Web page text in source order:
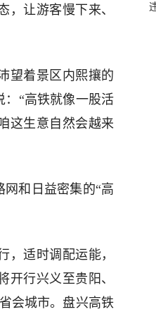
，让游客慢下来、
望着景区内熙攘的
：“高铁就像一股活
这生意自然会越来
网和日益密集的“高
，适时调配运能，
开行兴义至贵阳、
会城市。盘兴高铁